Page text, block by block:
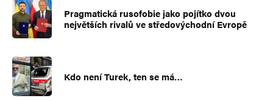
Pragmatická rusofobie jako pojítko dvou
největších rivalů ve středovýchodní Evropě
Kdo není Turek, ten se má…